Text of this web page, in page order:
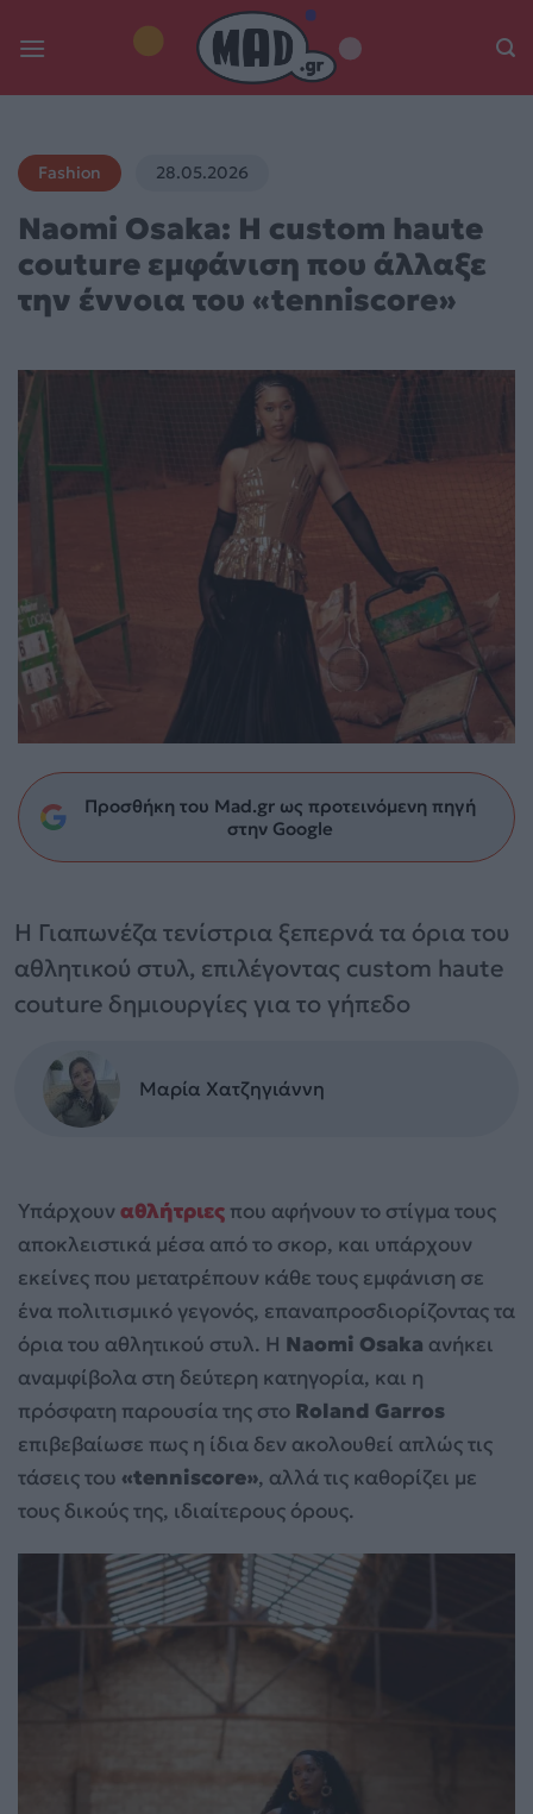
Fashion 28.05.2026
Naomi Osaka: Η custom haute
couture εμφάνιση που άλλαξε
την έννοια του «tenniscore»
Προσθήκη του Mad.gr ως προτεινόμενη πηγή
στην Google
Η Γιαπωνέζα τενίστρια ξεπερνά τα όρια του
αθλητικού στυλ, επιλέγοντας custom haute
couture δημιουργίες για το γήπεδο
Μαρία Χατζηγιάννη
Υπάρχουναθλήτριες που αφήνουν το στίγμα τους
αποκλειστικά μέσα από το σκορ, και υπάρχουν
εκείνες που μετατρέπουν κάθε τους εμφάνιση σε
ένα πολιτισμικό γεγονός, επαναπροσδιορίζοντας τα
όρια του αθλητικού στυλ. Η Naomi Osaka ανήκει
αναμφίβολα στη δεύτερη κατηγορία, και η
πρόσφατη παρουσία της στο Roland Garros
επιβεβαίωσε πως η ίδια δεν ακολουθεί απλώς τις
τάσεις του «tenniscore», αλλά τις καθορίζει με
τους δικούς της, ιδιαίτερους όρους.